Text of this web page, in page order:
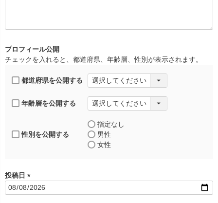
プロフィール公開
チェックを入れると、都道府県、年齢層、性別が表示されます。
都道府県を公開する
年齢層を公開する
性別を公開する
指定なし
男性
女性
投稿日
(